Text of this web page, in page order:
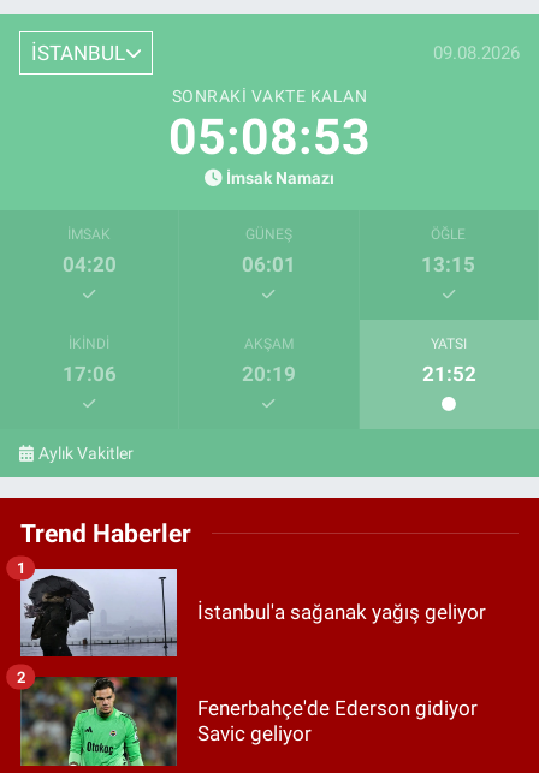
İSTANBUL 09.08.2026
SONRAKI VAKTE KALAN
05:08:52
İmsak Namazı
İMSAK
04:20
GÜNEŞ
06:01
ÖĞLE
13:15
İKINDI
17:06
AKŞAM
20:19
YATSI
21:52
Aylık Vakitler
Trend Haberler
İstanbul'a sağanak yağış geliyor
1
Fenerbahçe'de Ederson gidiyor
Savic geliyor
2